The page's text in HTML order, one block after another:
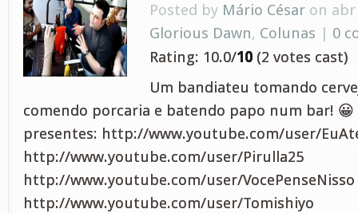
Posted by Mário César on
Glorious Dawn, Colunas | 0
Rating: 10.0/10 (2 votes cast)
Um bandiateu tomando
comendo porcaria e batendo papo num bar! 😀
presentes: http://www.youtube.com/user/
http://www.youtube.com/user/Pirulla25
http://www.youtube.com/user/VocePenseNisso
http://www.youtube.com/user/Tomishiyo